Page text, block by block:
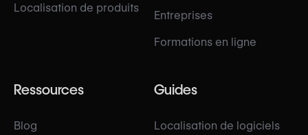
Localisation de produits
Entreprises
Formations en ligne
Ressources
Blog
Guides
Localisation de logiciels